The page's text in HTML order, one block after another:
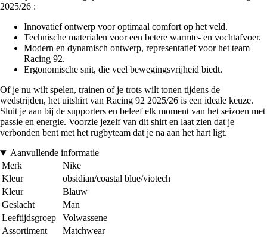
2025/26 :
Innovatief ontwerp voor optimaal comfort op het veld.
Technische materialen voor een betere warmte- en vochtafvoer.
Modern en dynamisch ontwerp, representatief voor het team
Racing 92.
Ergonomische snit, die veel bewegingsvrijheid biedt.
Of je nu wilt spelen, trainen of je trots wilt tonen tijdens de
wedstrijden, het uitshirt van Racing 92 2025/26 is een ideale keuze.
Sluit je aan bij de supporters en beleef elk moment van het seizoen met
passie en energie. Voorzie jezelf van dit shirt en laat zien dat je
verbonden bent met het rugbyteam dat je na aan het hart ligt.
Aanvullende informatie
Merk
Nike
Kleur
obsidian/coastal blue/viotech
Kleur
Blauw
Geslacht
Man
Leeftijdsgroep
Volwassene
Assortiment
Matchwear